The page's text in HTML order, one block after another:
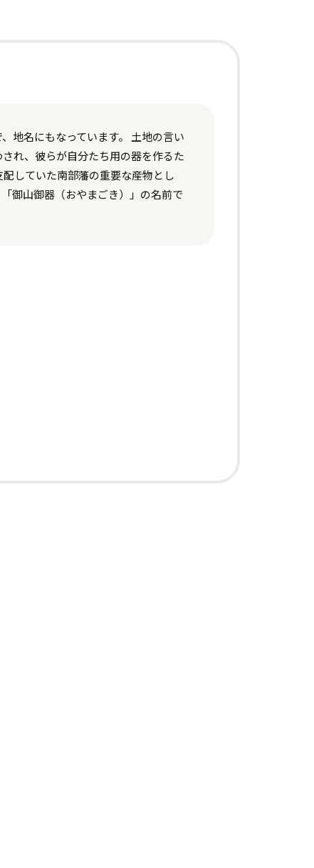
地名にもなっています。 土地の言い
れ、彼らが自分たち用の器を作るた
していた南部藩の重要な産物とし
御山御器（おやまごき）」の名前で